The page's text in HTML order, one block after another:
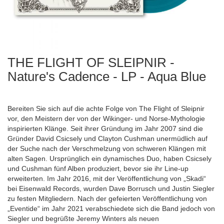
THE FLIGHT OF SLEIPNIR -
Nature's Cadence - LP - Aqua Blue
Bereiten Sie sich auf die achte Folge von The Flight of Sleipnir
vor, den Meistern der von der Wikinger- und Norse-Mythologie
inspirierten Klänge. Seit ihrer Gründung im Jahr 2007 sind die
Gründer David Csicsely und Clayton Cushman unermüdlich auf
der Suche nach der Verschmelzung von schweren Klängen mit
alten Sagen. Ursprünglich ein dynamisches Duo, haben Csicsely
und Cushman fünf Alben produziert, bevor sie ihr Line-up
erweiterten. Im Jahr 2016, mit der Veröffentlichung von „Skadi“
bei Eisenwald Records, wurden Dave Borrusch und Justin Siegler
zu festen Mitgliedern. Nach der gefeierten Veröffentlichung von
„Eventide“ im Jahr 2021 verabschiedete sich die Band jedoch von
Siegler und begrüßte Jeremy Winters als neuen
Zum
der